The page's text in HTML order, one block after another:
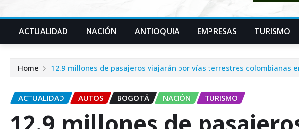
ACTUALIDAD NACIÓN ANTIOQUIA EMPRESAS TURISMO
Home 12.9 millones de pasajeros viajarán por vías terrestres colombianas
ACTUALIDAD AUTOS BOGOTÁ NACIÓN TURISMO